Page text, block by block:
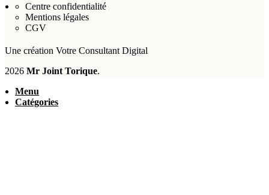
Centre confidentialité
Mentions légales
CGV
Une création Votre Consultant Digital
2026 Mr Joint Torique.
Menu
Catégories